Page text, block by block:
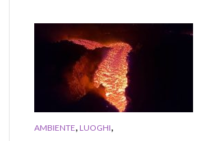
AMBIENTE, LUOGHI,